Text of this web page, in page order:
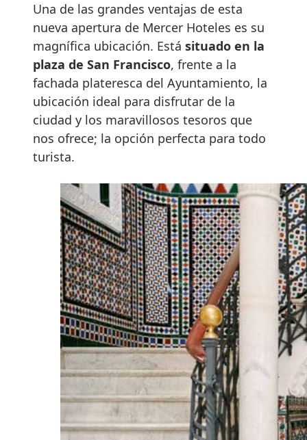
Una de las grandes ventajas de esta
nueva apertura de Mercer Hoteles es su
magnífica ubicación. Está situado en la
plaza de San Francisco, frente a la
fachada plateresca del Ayuntamiento, la
ubicación ideal para disfrutar de la
ciudad y los maravillosos tesoros que
nos ofrece; la opción perfecta para todo
turista.